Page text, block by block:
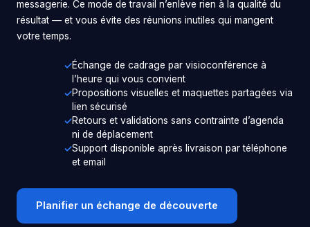
messagerie. Ce mode de travail n’enlève rien à la qualité du
résultat — et vous évite des réunions inutiles qui mangent
votre temps.
Échange de cadrage par visioconférence à
l’heure qui vous convient
Propositions visuelles et maquettes partagées via
lien sécurisé
Retours et validations sans contrainte d’agenda
ni de déplacement
Support disponible après livraison par téléphone
et email
Planifier un échange de découverte